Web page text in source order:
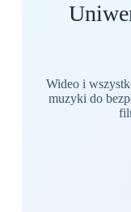
Wideo i
muzyki do